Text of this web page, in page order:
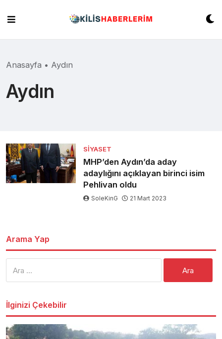
content
Anasayfa • Aydın
Aydın
SIYASET
MHP’den Aydın’da aday
adaylığını açıklayan birinci isim
Pehlivan oldu
SoleKinG 21 Mart 2023
Arama Yap
İlginizi Çekebilir